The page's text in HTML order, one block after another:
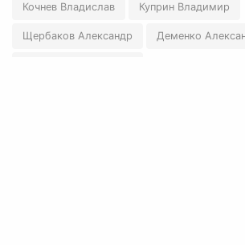
Кочнев Владислав Куприн Владимир
Щербаков Александр Деменко